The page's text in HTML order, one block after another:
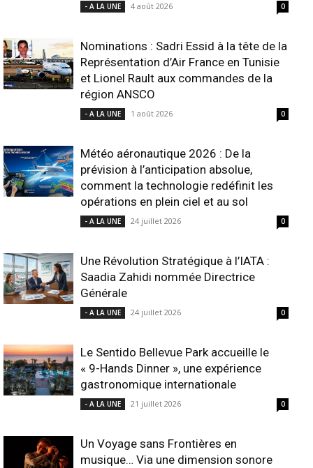
- A LA UNE 4 août 2026 0
Nominations : Sadri Essid à la tête de la
Représentation d’Air France en Tunisie
et Lionel Rault aux commandes de la
région ANSCO
- A LA UNE 1 août 2026 0
Météo aéronautique 2026 : De la
prévision à l’anticipation absolue,
comment la technologie redéfinit les
opérations en plein ciel et au sol
- A LA UNE 24 juillet 2026 0
Une Révolution Stratégique à l’IATA :
Saadia Zahidi nommée Directrice
Générale
- A LA UNE 24 juillet 2026 0
Le Sentido Bellevue Park accueille le
« 9-Hands Dinner », une expérience
gastronomique internationale
- A LA UNE 21 juillet 2026 0
Un Voyage sans Frontières en
musique… Via une dimension sonore